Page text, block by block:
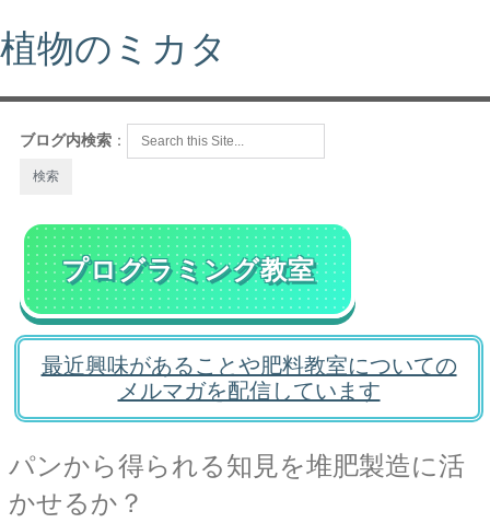
植物のミカタ
ブログ内検索 ：
プログラミング教室
最近興味があることや肥料教室についての
メルマガを配信しています
パンから得られる知見を堆肥製造に活
かせるか？